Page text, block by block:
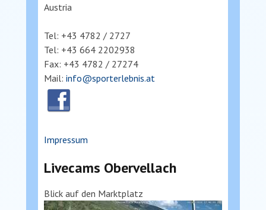
Austria
Tel: +43 4782 / 2727
Tel: +43 664 2202938
Fax: +43 4782 / 27274
Mail: info@sporterlebnis.at
Impressum
Livecams Obervellach
Blick auf den Marktplatz